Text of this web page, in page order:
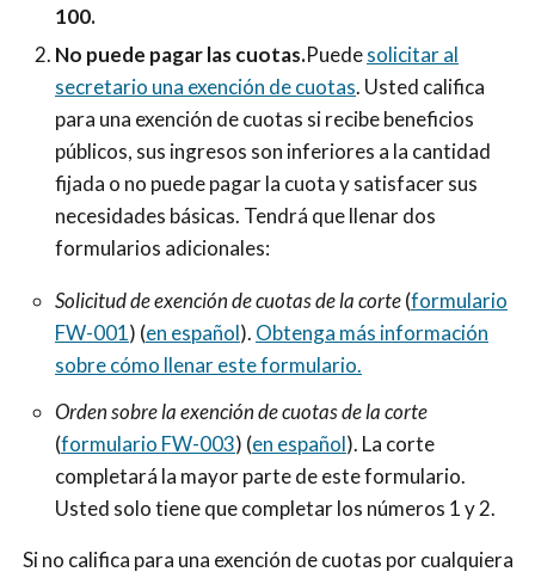
100.
No puede pagar las cuotas.Puedesolicitar al
secretario una exención de cuotas. Usted califica
para una exención de cuotas si recibe beneficios
públicos, sus ingresos son inferiores a la cantidad
fijada o no puede pagar la cuota y satisfacer sus
necesidades básicas. Tendrá que llenar dos
formularios adicionales:
Solicitud de exención de cuotas de la corte(formulario
FW-001) (en español). Obtenga más información
sobre cómo llenar este formulario.
Orden sobre la exención de cuotas de la corte
(formulario FW-003) (en español). La corte
completará la mayor parte de este formulario.
Usted solo tiene que completar los números 1 y 2.
Si no califica para una exención de cuotas por cualquiera